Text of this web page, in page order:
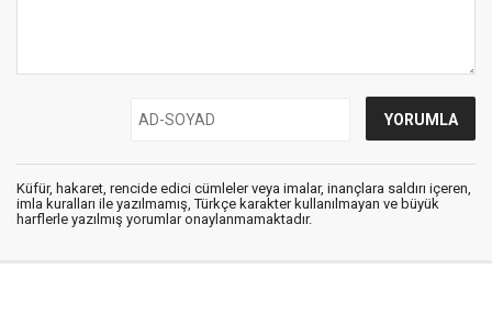
Küfür, hakaret, rencide edici cümleler veya imalar, inançlara saldırı içeren,
imla kuralları ile yazılmamış, Türkçe karakter kullanılmayan ve büyük
harflerle yazılmış yorumlar onaylanmamaktadır.